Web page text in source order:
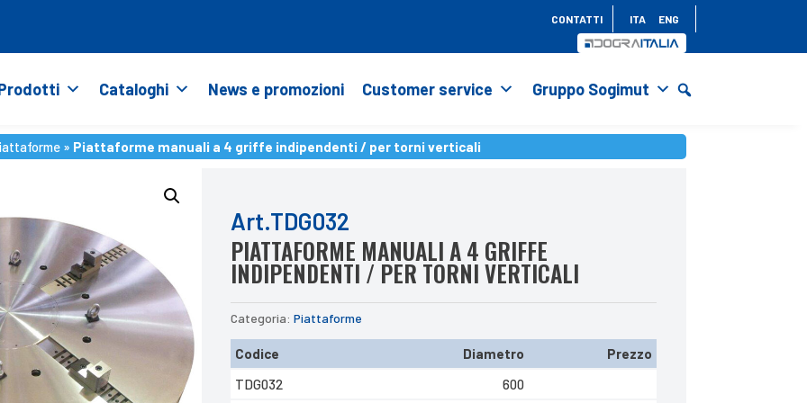
CONTATTI ITA ENG
Cataloghi News e promozioni Customer service Gruppo Sogimut
» Piattaforme manuali a 4 griffe indipendenti / per torni verticali
» Piattaforme manuali a 4 griffe indipendenti / per torni verticali
Art.TDG032
PIATTAFORME MANUALI A 4 GRIFFE
INDIPENDENTI / PER TORNI VERTICALI
Categoria:Piattaforme
Codice Diametro
Prezzo
TDG032
600